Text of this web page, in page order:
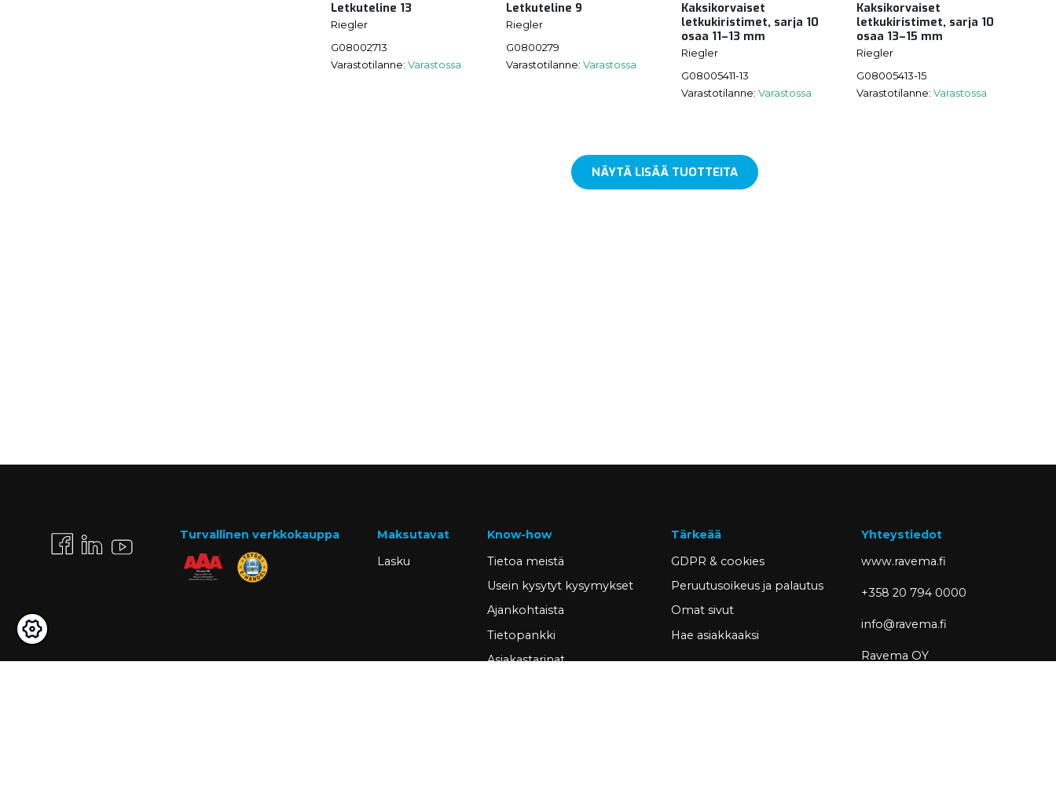
Letkuteline 13
Riegler
G08002713
Varastotilanne: Varastossa
Letkuteline 9
Riegler
G0800279
Varastotilanne: Varastossa
Kaksikorvaiset
letkukiristimet, sarja 10
osaa 11–13 mm
Riegler
G08005411-13
Varastotilanne: Varastossa
Kaksikorvaiset
letkukiristimet, sarja 10
osaa 13–15 mm
Riegler
G08005413-15
Varastotilanne: Varastossa
NÄYTÄ LISÄÄ TUOTTEITA
Turvallinen verkkokauppa
Maksutavat
Lasku
Know-how
Tietoa meistä
Usein kysytyt kysymykset
Ajankohtaista
Tietopankki
Asiakastarinat
Tärkeää
GDPR & cookies
Peruutusoikeus ja palautus
Omat sivut
Hae asiakkaaksi
Yhteystiedot
www.ravema.fi
+358 20 794 0000
info@ravema.fi
Ravema OY